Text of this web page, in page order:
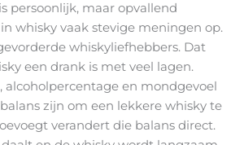
persoonlijk, maar opvallend
whisky vaak stevige meningen op.
whiskyliefhebbers. Dat
een drank is met veel lagen.
alcoholpercentage en mondgevoel
zijn om een lekkere whisky te
verandert die balans direct.